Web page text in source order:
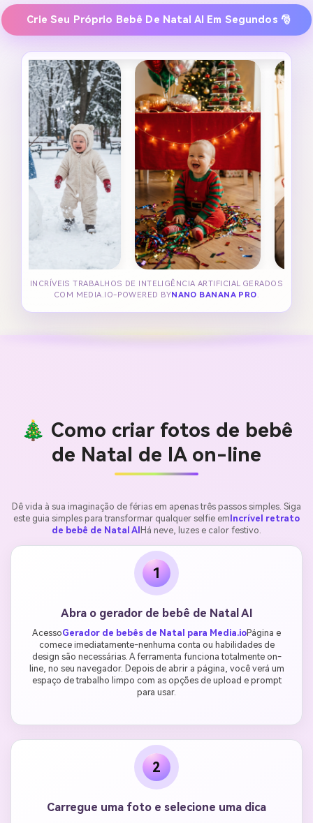
Crie Seu Próprio Bebê De Natal AI Em Segundos 🎅
INCRÍVEIS TRABALHOS DE INTELIGÊNCIA ARTIFICIAL GERADOS
COM MEDIA.IO-POWERED BYNANO BANANA PRO.
🎄 Como criar fotos de bebê
de Natal de IA on-line
Dê vida à sua imaginação de férias em apenas três passos simples. Siga
este guia simples para transformar qualquer selfie em Incrível retrato
de bebê de Natal AI Há neve, luzes e calor festivo.
1
Abra o gerador de bebê de Natal AI
AcessoGerador de bebês de Natal para Media.ioPágina e
comece imediatamente-nenhuma conta ou habilidades de
design são necessárias. A ferramenta funciona totalmente on-
line, no seu navegador. Depois de abrir a página, você verá um
espaço de trabalho limpo com as opções de upload e prompt
para usar.
2
Carregue uma foto e selecione uma dica